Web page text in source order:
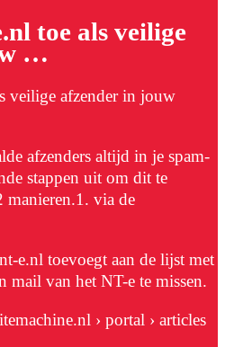
toe als veilige
…
veilige afzender in jouw
afzenders altijd in je spam-
stappen uit om dit te
via de
e.nl toevoegt aan de lijst met
mail van het NT-e te missen.
› portal › articles